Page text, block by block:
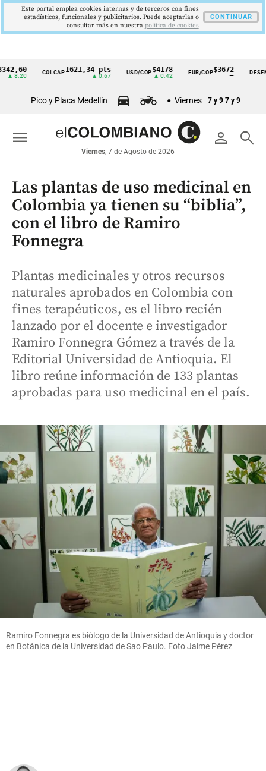
Cintillo
económicos
Colombia
COLCAP1621,34 pts
▲ 0.67
USD/COP $4178
▲ 0.42
EUR/COP$3672
Pico y Placa Medellín Viernes 7 y 9 7 y 9
person search
Viernes, 7 de Agosto de 2026
menu
Las plantas de uso medicinal en
Colombia ya tienen su “biblia”,
con el libro de Ramiro
Fonnegra
Plantas medicinales y otros recursos
naturales aprobados en Colombia con
fines terapéuticos, es el libro recién
lanzado por el docente e investigador
Ramiro Fonnegra Gómez a través de la
Editorial Universidad de Antioquia. El
libro reúne información de 133 plantas
aprobadas para uso medicinal en el país.
Ramiro Fonnegra es biólogo de la Universidad de Antioquia y doctor
en Botánica de la Universidad de Sao Paulo. Foto Jaime Pérez
Este portal emplea cookies internas y de terceros con fines
estadísticos, funcionales y publicitarios. Puede aceptarlas o
consultar más en nuestra politica de cookies
CONTINUAR